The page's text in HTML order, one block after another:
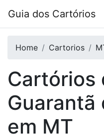
Guia dos Cartórios
Home Cartorios
Cartórios
Guarantã
em MT